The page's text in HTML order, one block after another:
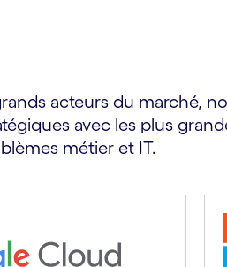
acteurs du marché,
avec les plus
métier et IT.